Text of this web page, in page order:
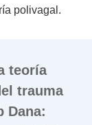
polivagal.
teoría
trauma
Dana: